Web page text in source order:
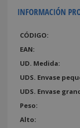
INFORMACIÓN
CÓDIGO:
EAN:
UD. Medida:
UDS. Envase
UDS. Envase
Peso:
Alto: